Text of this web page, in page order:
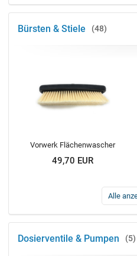
Bürsten & Stiele 48
Vorwerk Flächenwascher
49,70 EUR
Alle
Dosierventile & Pumpen 5